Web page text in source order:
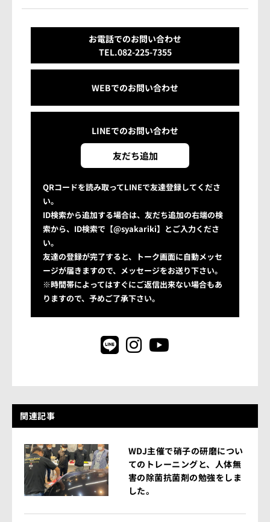
お電話でのお問い合わせ
TEL.082-225-7355
WEBでのお問い合わせ
LINEでのお問い合わせ
友だち追加
QRコードを読み取ってLINEで友達登録してくださ
い。
ID検索から追加する場合は、友だち追加の右端の検
索から、ID検索で【@syakariki】とご入力くださ
い。
友達の登録が完了すると、トーク画面に自動メッセ
ージが届きますので、メッセージをお送り下さい。
※時間帯によってはすぐにご返信出来ない場合もあ
りますので、予めご了承下さい。
関連記事
WDJ主催で硝子の研磨につい
てのトレーニングと、人体無
害の除菌抗菌剤の勉強をしま
した。